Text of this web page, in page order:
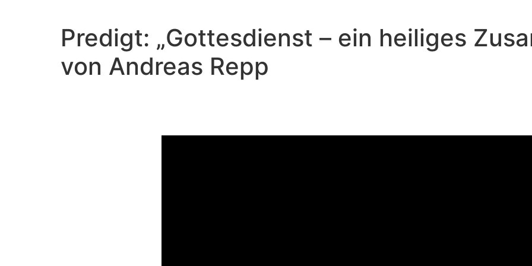
Predigt: „Gottesdienst – ein heiliges
von Andreas Repp
Video-Player